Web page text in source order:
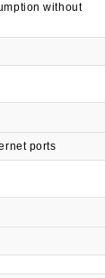
without
ports